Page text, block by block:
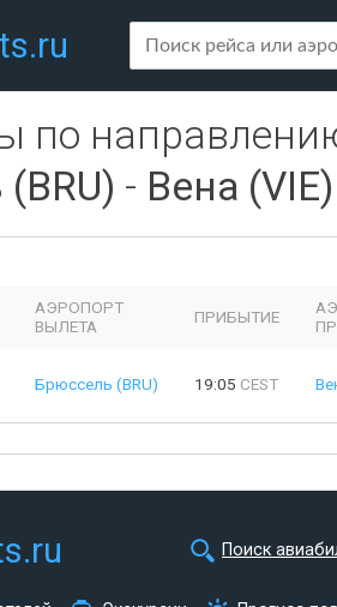
по
- Вена (VIE)
АЭРОПОРТ
ВЫЛЕТА
ПРИБЫТИЕ
Брюссель (BRU) 19:05 CEST
Поиск